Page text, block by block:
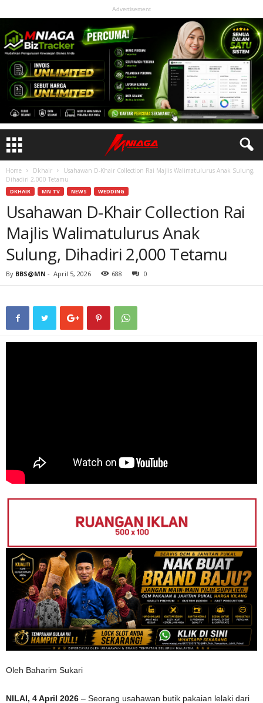
Advertisement
Home Dkhair
Usahawan D-Khair Collection Rai Majlis Walimatulurus Anak Sulung,
Dihadiri 2,000 Tetamu
DKHAIR MN TV NEWS WEDDING
Usahawan D-Khair Collection Rai
Majlis Walimatulurus Anak
Sulung, Dihadiri 2,000 Tetamu
By BBS@MN - April 5, 2026 688 0
Oleh Baharim Sukari
NILAI, 4 April 2026 – Seorang usahawan butik pakaian lelaki dari